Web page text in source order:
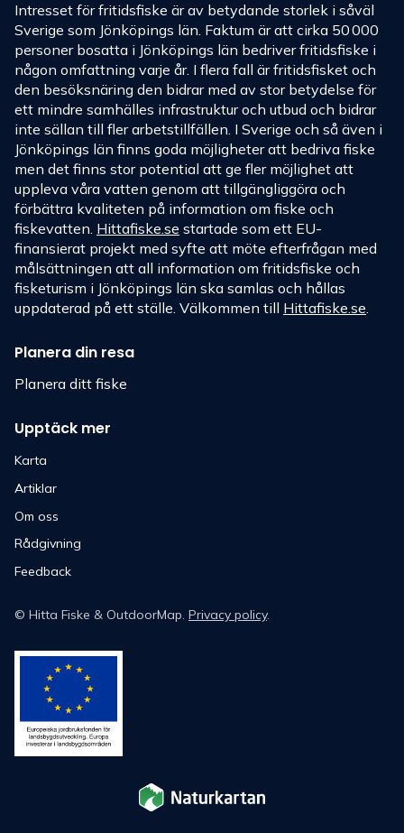
Intresset för fritidsfiske är av betydande storlek i såväl
Sverige som Jönköpings län. Faktum är att cirka 50 000
personer bosatta i Jönköpings län bedriver fritidsfiske i
någon omfattning varje år. I flera fall är fritidsfisket och
den besöksnäring den bidrar med av stor betydelse för
ett mindre samhälles infrastruktur och utbud och bidrar
inte sällan till fler arbetstillfällen. I Sverige och så även i
Jönköpings län finns goda möjligheter att bedriva fiske
men det finns stor potential att ge fler möjlighet att
uppleva våra vatten genom att tillgängliggöra och
förbättra kvaliteten på information om fiske och
fiskevatten. Hittafiske.se startade som ett EU-
finansierat projekt med syfte att möte efterfrågan med
målsättningen att all information om fritidsfiske och
fisketurism i Jönköpings län ska samlas och hållas
uppdaterad på ett ställe. Välkommen till Hittafiske.se.
Planera din resa
Planera ditt fiske
Upptäck mer
Karta
Artiklar
Om oss
Rådgivning
Feedback
© Hitta Fiske & OutdoorMap. Privacy policy.